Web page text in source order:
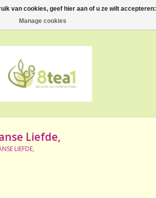
0 Artikelen - €--,--
Liefde,
LIEFDE,
van cookies, geef hier aan of u ze wilt accepteren:
Manage cookies